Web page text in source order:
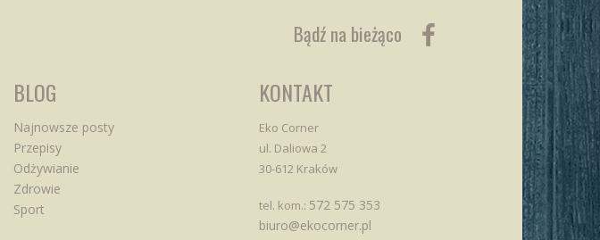
Bądź na bieżąco
BLOG
Najnowsze posty
Przepisy
Odżywianie
Zdrowie
Sport
KONTAKT
Eko Corner
ul. Daliowa 2
30-612 Kraków
tel. kom.: 572 575 353
biuro@ekocorner.pl